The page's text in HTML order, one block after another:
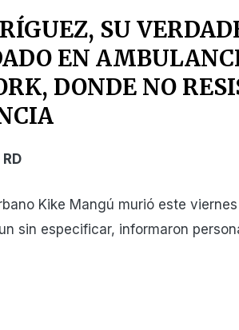
SU
EN
DONDE NO
Kike Mangú murió este
sin especificar, informaron